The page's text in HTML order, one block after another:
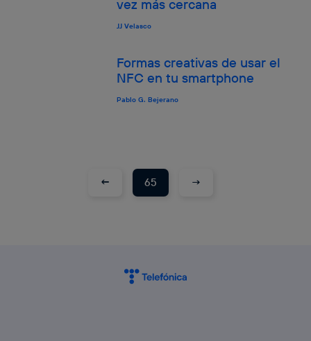
vez más cercana
JJ Velasco
Formas creativas de usar el
NFC en tu smartphone
Pablo G. Bejerano
← 65 →